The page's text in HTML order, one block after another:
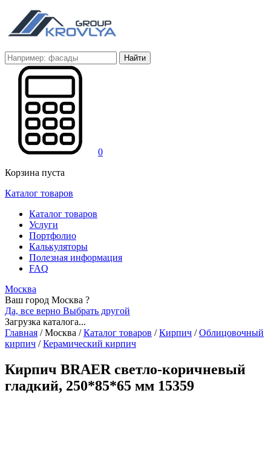
Найти
0
Корзина пуста
Каталог товаров
Каталог товаров
Услуги
Портфолио
Калькуляторы
Полезная информация
FAQ
Москва
Ваш город Москва ?
Да, все верно Выбрать другой
Загрузка каталога...
Главная /Москва / Каталог товаров / Кирпич / Облицовочный
кирпич / Керамический кирпич
Кирпич BRAER светло-коричневый
гладкий, 250*85*65 мм 15359